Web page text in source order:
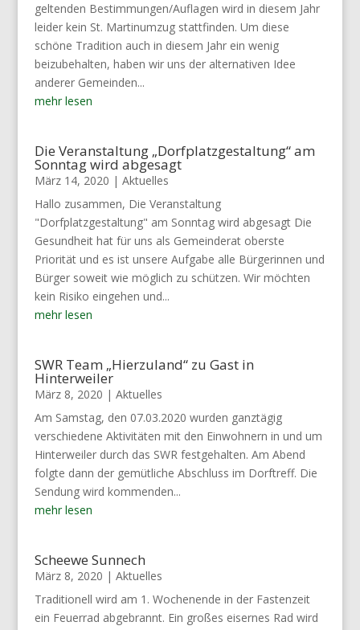
geltenden Bestimmungen/Auflagen wird in diesem Jahr
leider kein St. Martinumzug stattfinden. Um diese
schöne Tradition auch in diesem Jahr ein wenig
beizubehalten, haben wir uns der alternativen Idee
anderer Gemeinden...
mehr lesen
Die Veranstaltung „Dorfplatzgestaltung“ am
Sonntag wird abgesagt
März 14, 2020 | Aktuelles
Hallo zusammen, Die Veranstaltung
"Dorfplatzgestaltung" am Sonntag wird abgesagt Die
Gesundheit hat für uns als Gemeinderat oberste
Priorität und es ist unsere Aufgabe alle Bürgerinnen und
Bürger soweit wie möglich zu schützen. Wir möchten
kein Risiko eingehen und...
mehr lesen
SWR Team „Hierzuland“ zu Gast in
Hinterweiler
März 8, 2020 | Aktuelles
Am Samstag, den 07.03.2020 wurden ganztägig
verschiedene Aktivitäten mit den Einwohnern in und um
Hinterweiler durch das SWR festgehalten. Am Abend
folgte dann der gemütliche Abschluss im Dorftreff. Die
Sendung wird kommenden...
mehr lesen
Scheewe Sunnech
März 8, 2020 | Aktuelles
Traditionell wird am 1. Wochenende in der Fastenzeit
ein Feuerrad abgebrannt. Ein großes eisernes Rad wird